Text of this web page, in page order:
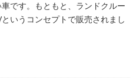
です。もともと、ランドクルー
いうコンセプトで販売されまし